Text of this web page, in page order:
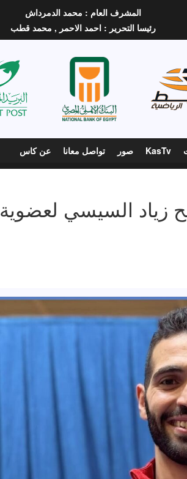
المشرف العام : محمد الدمرداش
رئيسا التحرير : احمد الاحمر , محمد قطب
KasTv صور تواصل معانا عن كاس
زياد السيسي لعضوية